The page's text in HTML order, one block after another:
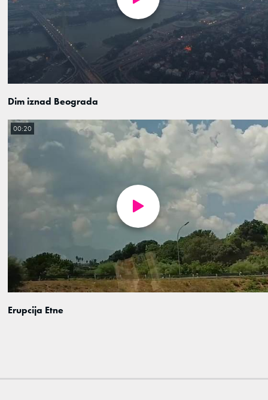
Dim iznad Beograda
Erupcija Etne
00:20